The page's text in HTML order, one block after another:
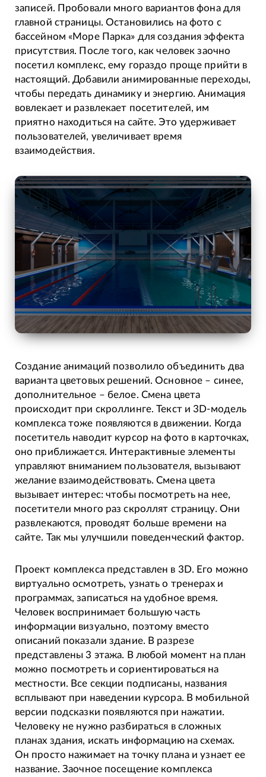
записей. Пробовали много вариантов фона для
главной страницы. Остановились на фото с
бассейном «Море Парка» для создания эффекта
присутствия. После того, как человек заочно
посетил комплекс, ему гораздо проще прийти в
настоящий. Добавили анимированные переходы,
чтобы передать динамику и энергию. Анимация
вовлекает и развлекает посетителей, им
приятно находиться на сайте. Это удерживает
пользователей, увеличивает время
взаимодействия.
Создание анимаций позволило объединить два
варианта цветовых решений. Основное – синее,
дополнительное – белое. Смена цвета
происходит при скроллинге. Текст и 3D-модель
комплекса тоже появляются в движении. Когда
посетитель наводит курсор на фото в карточках,
оно приближается. Интерактивные элементы
управляют вниманием пользователя, вызывают
желание взаимодействовать. Смена цвета
вызывает интерес: чтобы посмотреть на нее,
посетители много раз скроллят страницу. Они
развлекаются, проводят больше времени на
сайте. Так мы улучшили поведенческий фактор.
Проект комплекса представлен в 3D. Его можно
виртуально осмотреть, узнать о тренерах и
программах, записаться на удобное время.
Человек воспринимает большую часть
информации визуально, поэтому вместо
описаний показали здание. В разрезе
представлены 3 этажа. В любой момент на план
можно посмотреть и сориентироваться на
местности. Все секции подписаны, названия
всплывают при наведении курсора. В мобильной
версии подсказки появляются при нажатии.
Человеку не нужно разбираться в сложных
планах здания, искать информацию на схемах.
Он просто нажимает на точку плана и узнает ее
название. Заочное посещение комплекса